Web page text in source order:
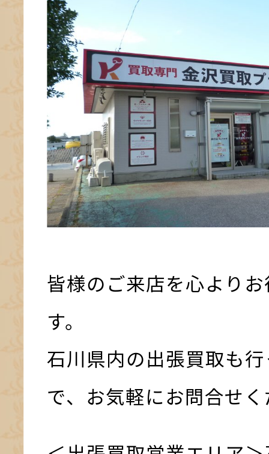
皆様のご来店を心より
す。
石川県内の出張買取も
で、お気軽にお問合せ